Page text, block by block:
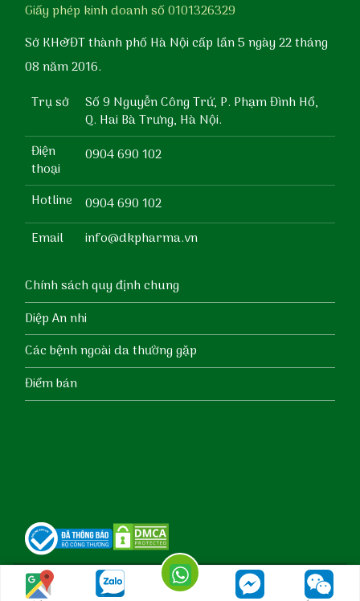
Giấy phép kinh doanh số 0101326329
Sở KH&ĐT thành phố Hà Nội cấp lần 5 ngày 22 tháng
08 năm 2016.
Trụ sở
Số 9 Nguyễn Công Trứ, P. Phạm Đình Hổ,
Q. Hai Bà Trưng, Hà Nội.
Điện
thoại
0904 690 102
Hotline
0904 690 102
Email
info@dkpharma.vn
Chính sách quy định chung
Diệp An nhi
Các bệnh ngoài da thường gặp
Điểm bán
Copyright @ 2021 DKPharma. All rights reserved.